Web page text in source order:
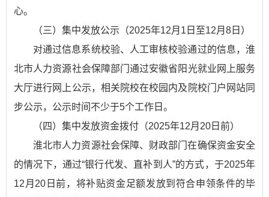
心。
（三）集中发放公示（2025年12月1日至12月8日）
对通过信息系统校验、人工审核校验通过的信息，淮
北市人力资源社会保障部门通过安徽省阳光就业网上服务
大厅进行网上公示，相关院校在校园内及院校门户网站同
步公示，公示时间不少于5个工作日。
（四）集中发放资金拨付（2025年12月20日前）
淮北市人力资源社会保障、财政部门在确保资金安全
的情况下，通过“银行代发、直补到人”的方式，于2025年
12月20日前，将补贴资金足额发放到符合申领条件的毕